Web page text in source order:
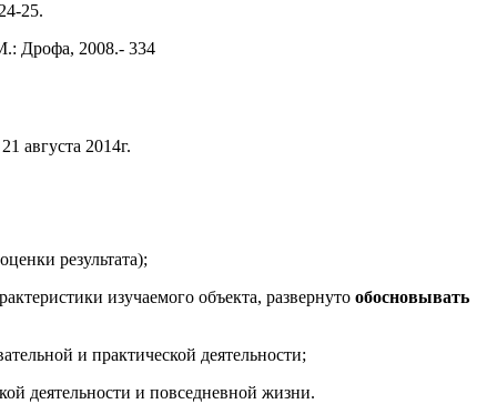
25.
Дрофа, 2008.- 334
августа 2014г.
результата);
изучаемого объекта, развернуто обосновывать
и практической деятельности;
деятельности и повседневной жизни.